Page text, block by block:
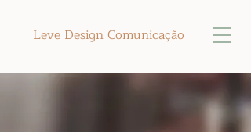
Leve Design Comunicação